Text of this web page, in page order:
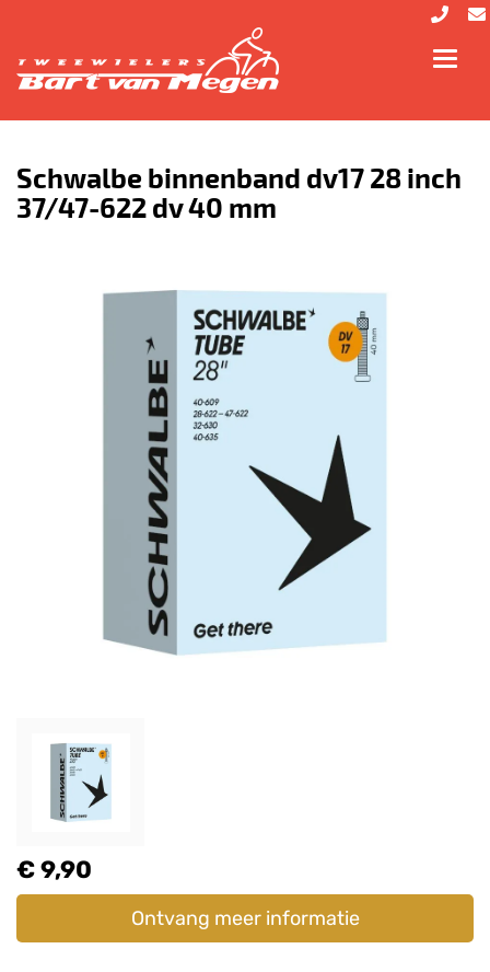
Schwalbe binnenband dv17 28 inch
37/47-622 dv 40 mm
€ 9,90
Ontvang meer informatie